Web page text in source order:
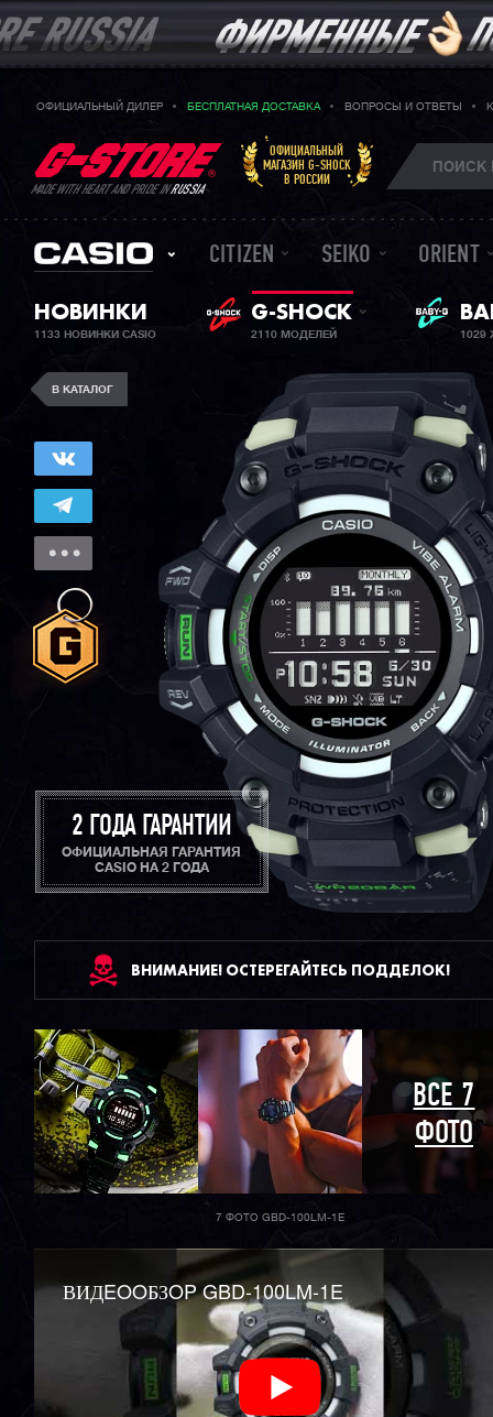
ОФИЦИАЛЬНЫЙ ДИЛЕР БЕСПЛАТНАЯ ДОСТАВКА ВОПРОСЫ И ОТВЕТЫ
MADE WITH HEART AND PRIDE INRUSSIA
ОФИЦИАЛЬНЫЙ
МАГАЗИН G-SHOCK
В РОССИИ
CITIZEN SEIKO ORIENT
НОВИНКИ
1133 НОВИНКИ CASIO
G-SHOCK
2110 МОДЕЛЕЙ 1029
В КАТАЛОГ
2 ГОДА ГАРАНТИИ
ОФИЦИАЛЬНАЯ ГАРАНТИЯ
CASIO НА 2 ГОДА
ВНИМАНИЕ! ОСТЕРЕГАЙТЕСЬ ПОДДЕЛОК!
ВСЕ 7
ФОТО
7 ФОТО GBD-100LM-1E
ВИДEOOБЗOP GBD-100LM-1E